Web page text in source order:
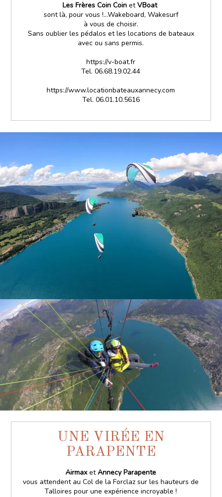
Les Frères Coin CoinetVBoat
sont là, pour vous !...Wakeboard, Wakesurf
à vous de choisir.
Sans oublier les pédalos et les locations de bateaux
avec ou sans permis.
https://v-boat.fr
Tel. 06.68.19.02.44
https://www.locationbateauxannecy.com
Tel. 06.01.10.5616
UNE VIRÉE EN
PARAPENTE
AirmaxetAnnecy Parapente
vous attendent au Col de la Forclaz sur les hauteurs de
Talloires pour une expérience incroyable !